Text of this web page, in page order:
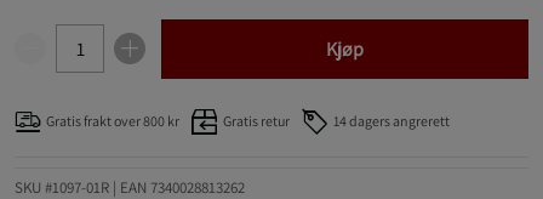
Kjøp
Gratis frakt over 800 kr Gratis retur 14 dagers angrerett
SKU #1097-01R | EAN 7340028813262